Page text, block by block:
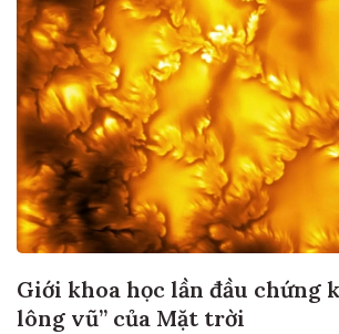
Giới khoa học lần đầu chứng
lông vũ” của Mặt trời